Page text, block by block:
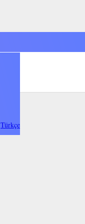
Türkçe